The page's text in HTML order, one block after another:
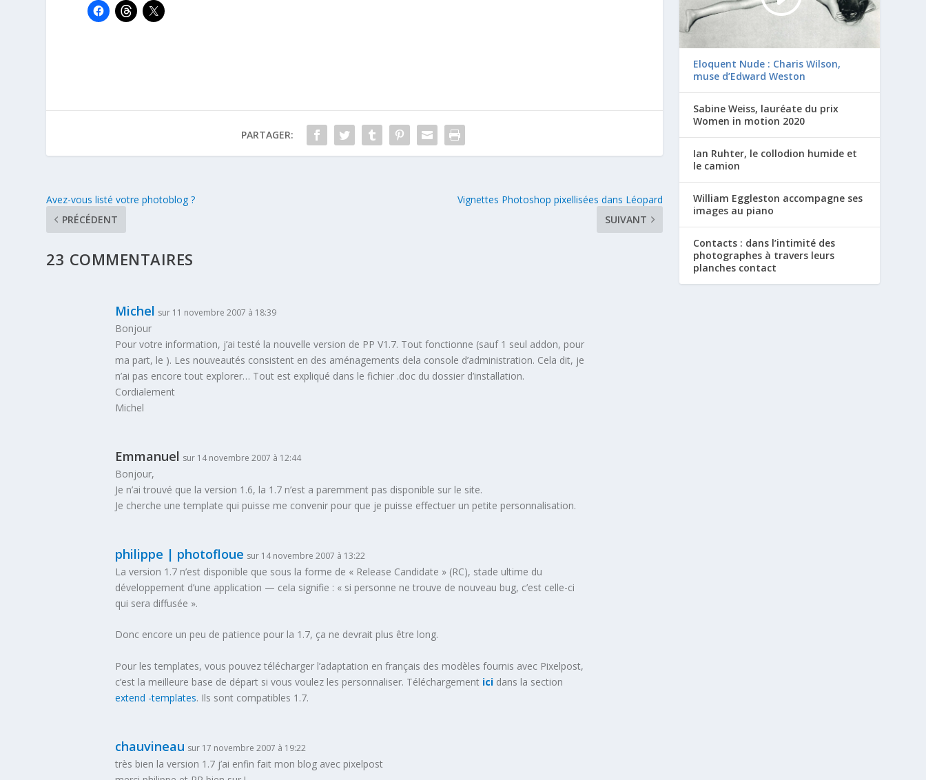
PARTAGER:
Avez-vous listé votre photoblog ?
PRÉCÉDENT
Vignettes Photoshop pixellisées dans Léopard
SUIVANT
23 COMMENTAIRES
Michel sur 11 novembre 2007 à 18:39
Bonjour
Pour votre information, j’ai testé la nouvelle version de PP V1.7. Tout fonctionne (sauf 1 seul addon, pour
ma part, le ). Les nouveautés consistent en des aménagements dela console d’administration. Cela dit, je
n’ai pas encore tout explorer… Tout est expliqué dans le fichier .doc du dossier d’installation.
Cordialement
Michel
Emmanuel sur 14 novembre 2007 à 12:44
Bonjour,
Je n’ai trouvé que la version 1.6, la 1.7 n’est a paremment pas disponible sur le site.
Je cherche une template qui puisse me convenir pour que je puisse effectuer un petite personnalisation.
philippe | photofloue sur 14 novembre 2007 à 13:22
La version 1.7 n’est disponible que sous la forme de « Release Candidate » (RC), stade ultime du
développement d’une application — cela signifie : « si personne ne trouve de nouveau bug, c’est celle-ci
qui sera diffusée ».
Donc encore un peu de patience pour la 1.7, ça ne devrait plus être long.
Pour les templates, vous pouvez télécharger l’adaptation en français des modèles fournis avec Pixelpost,
c’est la meilleure base de départ si vous voulez les personnaliser. Téléchargement ici dans la section
extend -templates. Ils sont compatibles 1.7.
chauvineau sur 17 novembre 2007 à 19:22
très bien la version 1.7 j’ai enfin fait mon blog avec pixelpost
Eloquent Nude : Charis Wilson,
muse d’Edward Weston
Sabine Weiss, lauréate du prix
Women in motion 2020
Ian Ruhter, le collodion humide et
le camion
William Eggleston accompagne ses
images au piano
Contacts : dans l’intimité des
photographes à travers leurs
planches contact